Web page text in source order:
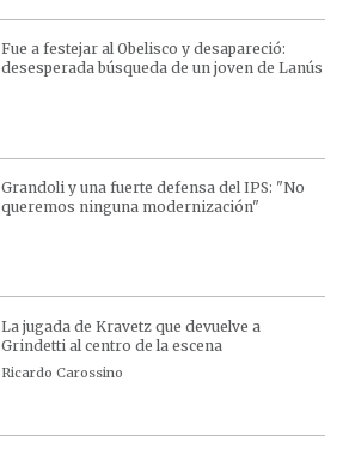
Fue a festejar al Obelisco y desapareció:
desesperada búsqueda de un joven de Lanús
Grandoli y una fuerte defensa del IPS: "No
queremos ninguna modernización"
La jugada de Kravetz que devuelve a
Grindetti al centro de la escena
Ricardo Carossino